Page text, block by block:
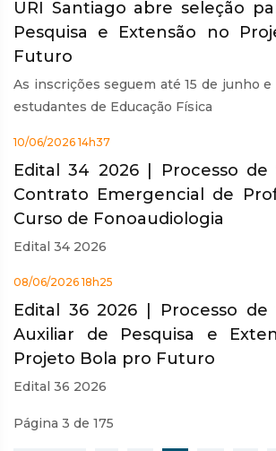
URI Santiago abre seleção
Pesquisa e Extensão no
Futuro
As inscrições seguem até 15 de junho e
estudantes de Educação Física
10/06/2026 14h37
Edital 34 2026 | Processo de
Contrato Emergencial de
Curso de Fonoaudiologia
Edital 34 2026
08/06/2026 18h25
Edital 36 2026 | Processo de
Auxiliar de Pesquisa e
Projeto Bola pro Futuro
Edital 36 2026
Página 3 de 175